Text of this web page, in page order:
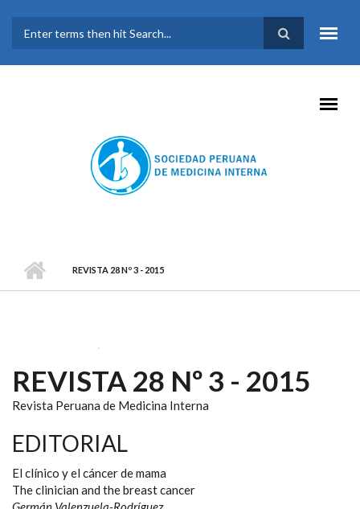
FORMULARIO DE
BÚSQUEDA
REVISTA 28 Nº 3 - 2015
REVISTA 28 Nº 3 - 2015
Revista Peruana de Medicina Interna
EDITORIAL
El clínico y el cáncer de mama
The clinician and the breast cancer